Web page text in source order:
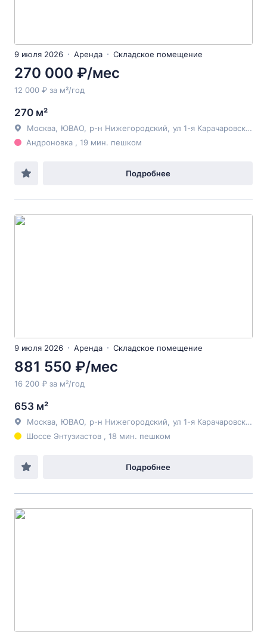
9 июля 2026 Аренда Складское помещение
270 000 ₽/мес
12 000 ₽ за м²/год
270 м²
Москва ЮВАО р-н Нижегородский ул 1-я Карачаровская
Андроновка , 19 мин. пешком
Подробнее
9 июля 2026 Аренда Складское помещение
881 550 ₽/мес
16 200 ₽ за м²/год
653 м²
Москва ЮВАО р-н Нижегородский ул 1-я Карачаровская
Шоссе Энтузиастов , 18 мин. пешком
Подробнее